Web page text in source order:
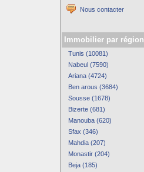
Nous contacter
Immobilier par région
Tunis (10081)
Nabeul (7590)
Ariana (4724)
Ben arous (3684)
Sousse (1678)
Bizerte (681)
Manouba (620)
Sfax (346)
Mahdia (207)
Monastir (204)
Beja (185)